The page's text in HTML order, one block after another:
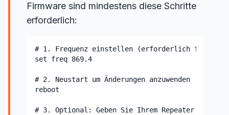
Firmware sind mindestens diese Schritte
erforderlich:
# 1. Frequenz einstellen (erforderlich für
set freq 869.4
# 2. Neustart um Änderungen anzuwenden
reboot
# 3. Optional: Geben Sie Ihrem Repeater einen